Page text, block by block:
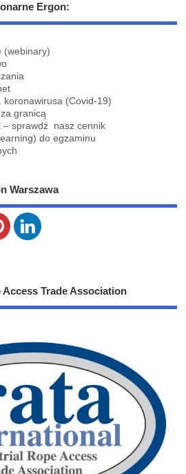
Ergon:
(webinary)
koronawirusa (Covid-19)
granicą
– sprawdź nasz cennik
do egzaminu
Warszawa
Trade Association